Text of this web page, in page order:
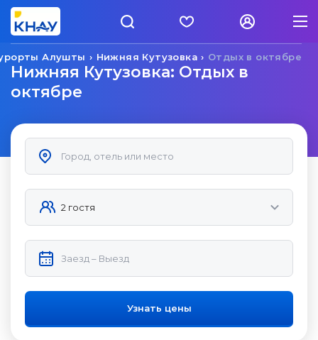
Отдых в октябре
Нижняя Кутузовка
Алушты
Нижняя Кутузовка: Отдых в
октябре
Узнать цены